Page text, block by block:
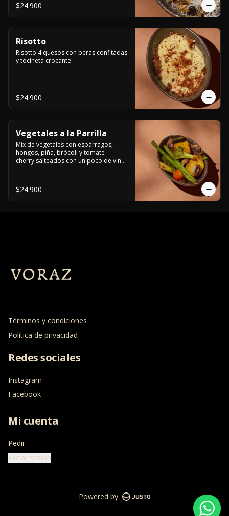
$24.900
Risotto
Risotto 4 quesos con peras confitadas
y tocineta crocante.
$24.900
Vegetales a la Parrilla
Mix de vegetales con espárragos,
hongos, piña, brócoli y tomate
cherry salteados con un poco de vino
$24.900
Términos y condiciones
Política de privacidad
Redes sociales
Instagram
Facebook
Mi cuenta
Pedir
Iniciar sesión
Powered by